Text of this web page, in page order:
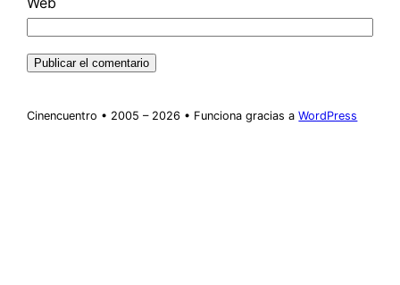
Cinencuentro • 2005 – 2026 • Funciona gracias aWordPress